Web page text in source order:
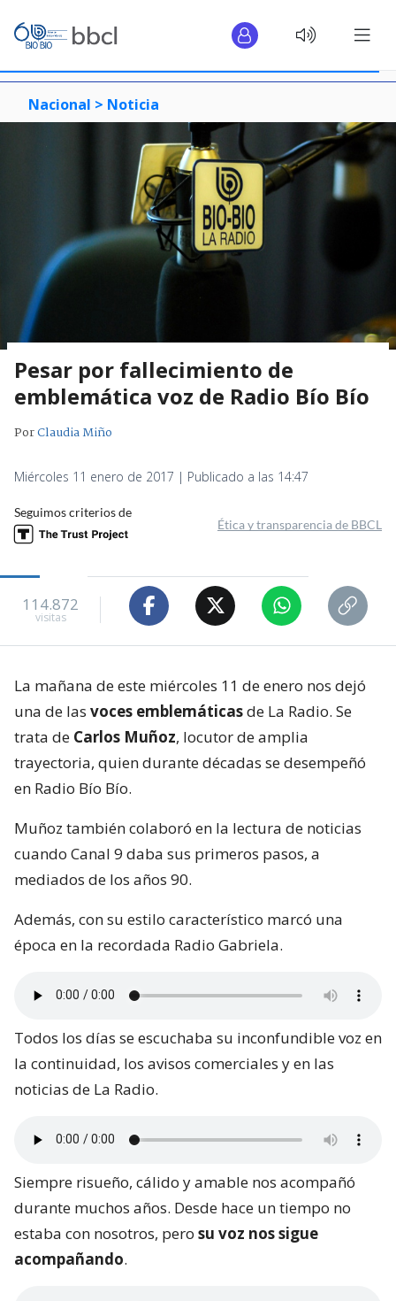
Nacional > Noticia
Pesar por fallecimiento de
emblemática voz de Radio Bío Bío
PorClaudia Miño
Miércoles 11 enero de 2017 | Publicado a las 14:47
Seguimos criterios de
Ética y transparencia de BBCL
114.872
visitas
La mañana de este miércoles 11 de enero nos dejó
una de las voces emblemáticasde La Radio. Se
trata de Carlos Muñoz, locutor de amplia
trayectoria, quien durante décadas se desempeñó
en Radio Bío Bío.
Muñoz también colaboró en la lectura de noticias
cuando Canal 9 daba sus primeros pasos, a
mediados de los años 90.
Además, con su estilo característico marcó una
época en la recordada Radio Gabriela.
Todos los días se escuchaba su inconfundible voz en
la continuidad, los avisos comerciales y en las
noticias de La Radio.
Siempre risueño, cálido y amable nos acompañó
durante muchos años. Desde hace un tiempo no
estaba con nosotros, pero su voz nos sigue
acompañando.